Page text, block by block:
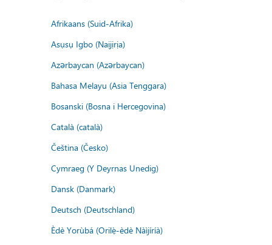
Afrikaans (Suid-Afrika)
Asụsụ Igbo (Naịjịrịa)
Azərbaycan (Azərbaycan)
Bahasa Melayu (Asia Tenggara)
Bosanski (Bosna i Hercegovina)
Català (català)
Čeština (Česko)
Cymraeg (Y Deyrnas Unedig)
Dansk (Danmark)
Deutsch (Deutschland)
Èdè Yorùbá (Orilẹ̀-èdè Nàìjíríà)